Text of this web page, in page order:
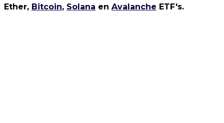
Ether, Bitcoin, Solana en Avalanche ETF's.